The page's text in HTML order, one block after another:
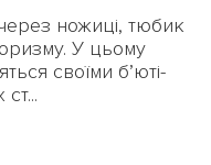
ножиці, тюбик
У цьому
своїми б’юті-